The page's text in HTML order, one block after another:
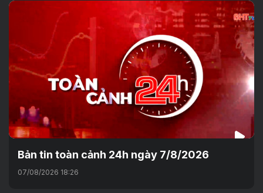
Bản tin toàn cảnh 24h ngày 7/8/2026
07/08/2026 18:26